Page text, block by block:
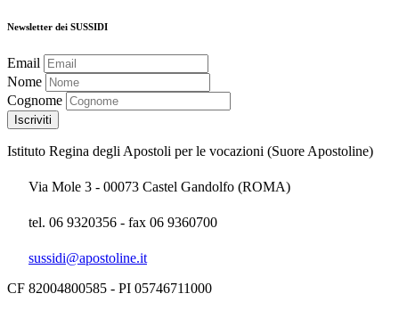
Newsletter dei SUSSIDI
Email
Nome
Cognome
Istituto Regina degli Apostoli per le vocazioni (Suore Apostoline)
Via Mole 3 - 00073 Castel Gandolfo (ROMA)
tel. 06 9320356 - fax 06 9360700
sussidi@apostoline.it
CF 82004800585 - PI 05746711000